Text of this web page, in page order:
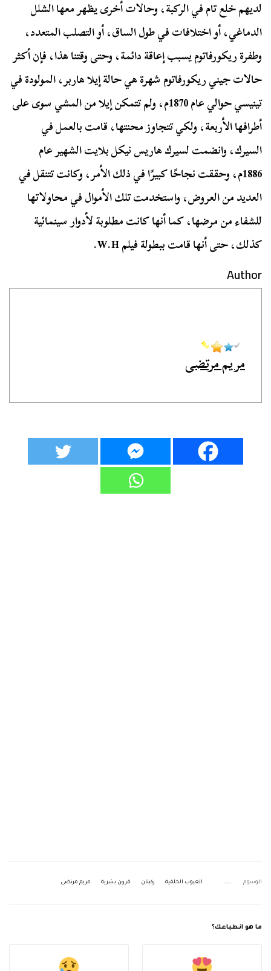
لديهم خلع تام في الركبة، وحالات أخرى يظهر معها الشلل
الدماغي، أو اختلافات في طول الساق، أو التصلب المتعدد،
وطفرة ريكورفاتوم يسبب إعاقة دائمة، وحتى وقتنا هذا، فإن أكثر
حالات جيني ريكورفاتوم شهرة هي حالة إيلا هاربر، المولودة في
تينيسي حوالي عام 1870م، ولم تتمكن إيلا من المشي سوى على
أطرافها الأربعة، ولكي تتجاوز محنتها، قامت بالعمل في
السيرك، وانضمت لسيرك هاريس نيكل بلايت الشهير عام
1886م، وحققت نجاحًا كبيرًا في ذلك الأمر، وكانت تتنقل في
العديد من العروض، واستخدمت تلك الأموال في محاولاتها
للشفاء من مرضها، كما أنها كانت مطلوبة لأدوار سينمائية
كذلك، حتى أنها قامت ببطولة فيلم W.H.
Author
مريم مرتضى
الوسوم العيوب الخلقية ركبتان قرون بشرية مريم مرتضى
ما هو انطباعك؟